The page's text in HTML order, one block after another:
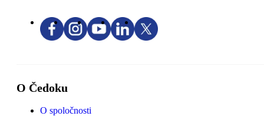
O Čedoku
O spoločnosti